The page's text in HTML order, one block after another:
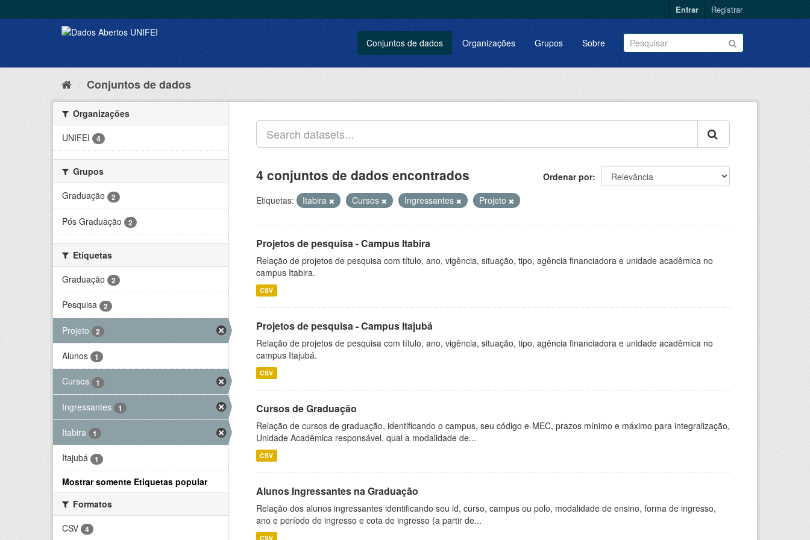
Entrar Registrar
Conjuntos de dados Organizações Grupos Sobre
Conjuntos de dados
Organizações
UNIFEI
4
Grupos
Graduação
2
Pós Graduação 2
Etiquetas
Graduação
2
Pesquisa 2
Projeto 2
Alunos 1
Cursos 1
Ingressantes 1
Itabira 1
Itajubá 1
Mostrar somente Etiquetas popular
Formatos
CSV
4
Ordenar por
4 conjuntos de dados encontrados
Etiquetas: Itabira Cursos Ingressantes Projeto
Projetos de pesquisa - Campus Itabira
Relação de projetos de pesquisa com título, ano, vigência, situação, tipo, agência financiadora e unidade acadêmica no
campus Itabira.
CSV
Projetos de pesquisa - Campus Itajubá
Relação de projetos de pesquisa com título, ano, vigência, situação, tipo, agência financiadora e unidade acadêmica no
campus Itajubá.
CSV
Cursos de Graduação
Relação de cursos de graduação, identificando o campus, seu código e-MEC, prazos mínimo e máximo para integralização,
Unidade Acadêmica responsável, qual a modalidade de...
CSV
Alunos Ingressantes na Graduação
Relação dos alunos ingressantes identificando seu id, curso, campus ou polo, modalidade de ensino, forma de ingresso,
ano e período de ingresso e cota de ingresso (a partir de...
CSV